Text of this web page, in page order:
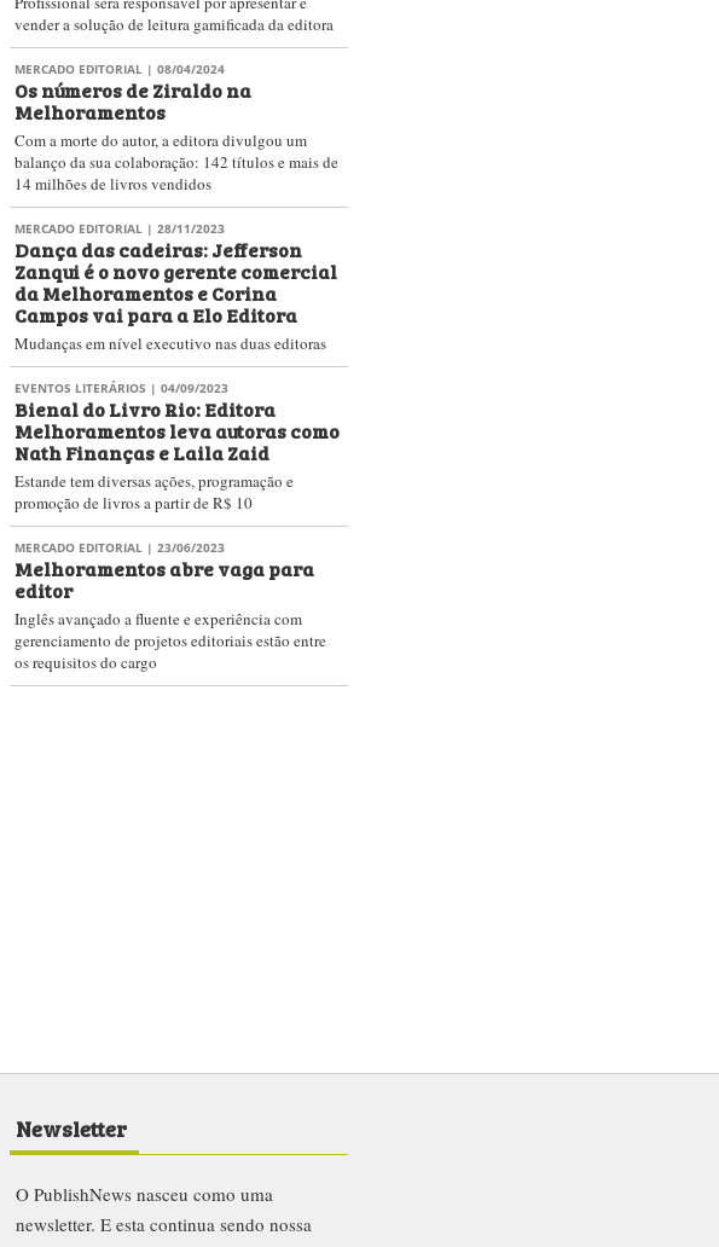
vender a solução de leitura gamificada da editora
MERCADO EDITORIAL | 08/04/2024
Os números de Ziraldo na
Melhoramentos
Com a morte do autor, a editora divulgou um
balanço da sua colaboração: 142 títulos e mais de
14 milhões de livros vendidos
MERCADO EDITORIAL | 28/11/2023
Dança das cadeiras: Jefferson
Zanqui é o novo gerente comercial
da Melhoramentos e Corina
Campos vai para a Elo Editora
Mudanças em nível executivo nas duas editoras
EVENTOS LITERÁRIOS | 04/09/2023
Bienal do Livro Rio: Editora
Melhoramentos leva autoras como
Nath Finanças e Laila Zaid
Estande tem diversas ações, programação e
promoção de livros a partir de R$ 10
MERCADO EDITORIAL | 23/06/2023
Melhoramentos abre vaga para
editor
Inglês avançado a fluente e experiência com
gerenciamento de projetos editoriais estão entre
os requisitos do cargo
Newsletter
O PublishNews nasceu como uma
newsletter. E esta continua sendo nossa